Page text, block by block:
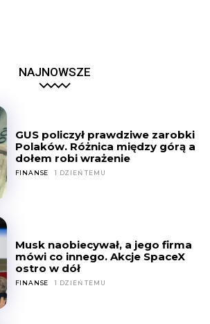
NAJNOWSZE
GUS policzył prawdziwe zarobki
Polaków. Różnica między górą a
dołem robi wrażenie
FINANSE 1 DZIEŃ TEMU
Musk naobiecywał, a jego firma
mówi co innego. Akcje SpaceX
ostro w dół
FINANSE 1 DZIEŃ TEMU